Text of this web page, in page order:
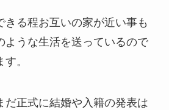
きる程お互いの家が近い事も
ような生活を送っているので
。
だ正式に結婚や入籍の発表は